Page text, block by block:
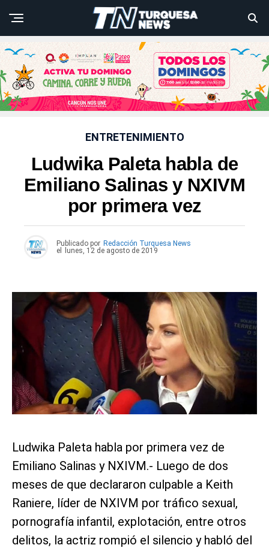
ENTRETENIMIENTO
Ludwika Paleta habla de
Emiliano Salinas y NXIVM
por primera vez
Publicado por Redacción Turquesa News
el
lunes, 12 de agosto de 2019
Ludwika Paleta habla por primera vez de
Emiliano Salinas y NXIVM.- Luego de dos
meses de que declararon culpable a Keith
Raniere, líder de NXIVM por tráfico sexual,
pornografía infantil, explotación, entre otros
delitos, la actriz rompió el silencio y habló del